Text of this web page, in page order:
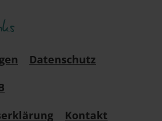
Datenschutz
Kontakt